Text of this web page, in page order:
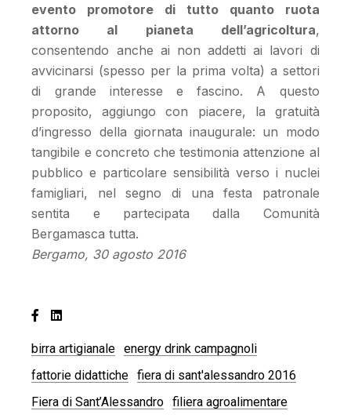
evento promotore di tutto quanto ruota
attorno al pianeta dell’agricoltura,
consentendo anche ai non addetti ai lavori di
avvicinarsi (spesso per la prima volta) a settori
di grande interesse e fascino. A questo
proposito, aggiungo con piacere, la gratuità
d’ingresso della giornata inaugurale: un modo
tangibile e concreto che testimonia attenzione al
pubblico e particolare sensibilità verso i nuclei
famigliari, nel segno di una festa patronale
sentita e partecipata dalla Comunità
Bergamasca tutta.
Bergamo, 30 agosto 2016
birra artigianale energy drink campagnoli
fattorie didattiche fiera di sant'alessandro 2016
Fiera di Sant’Alessandro filiera agroalimentare